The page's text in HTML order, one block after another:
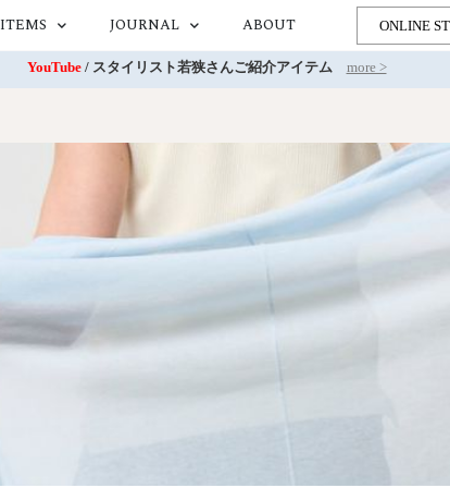
ITEMS JOURNAL ABOUT ONLINE
YouTube/ スタイリスト若狭さんご紹介アイテム more >